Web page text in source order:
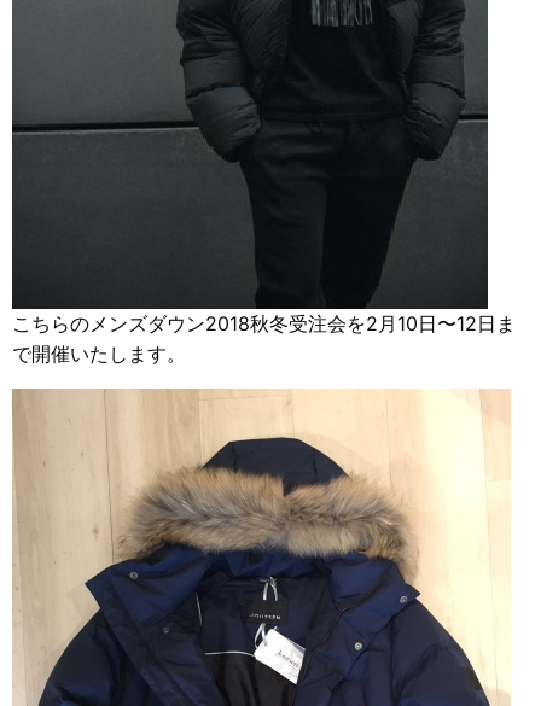
こちらのメンズダウン2018秋冬受注会を2月10日〜12日ま
で開催いたします。